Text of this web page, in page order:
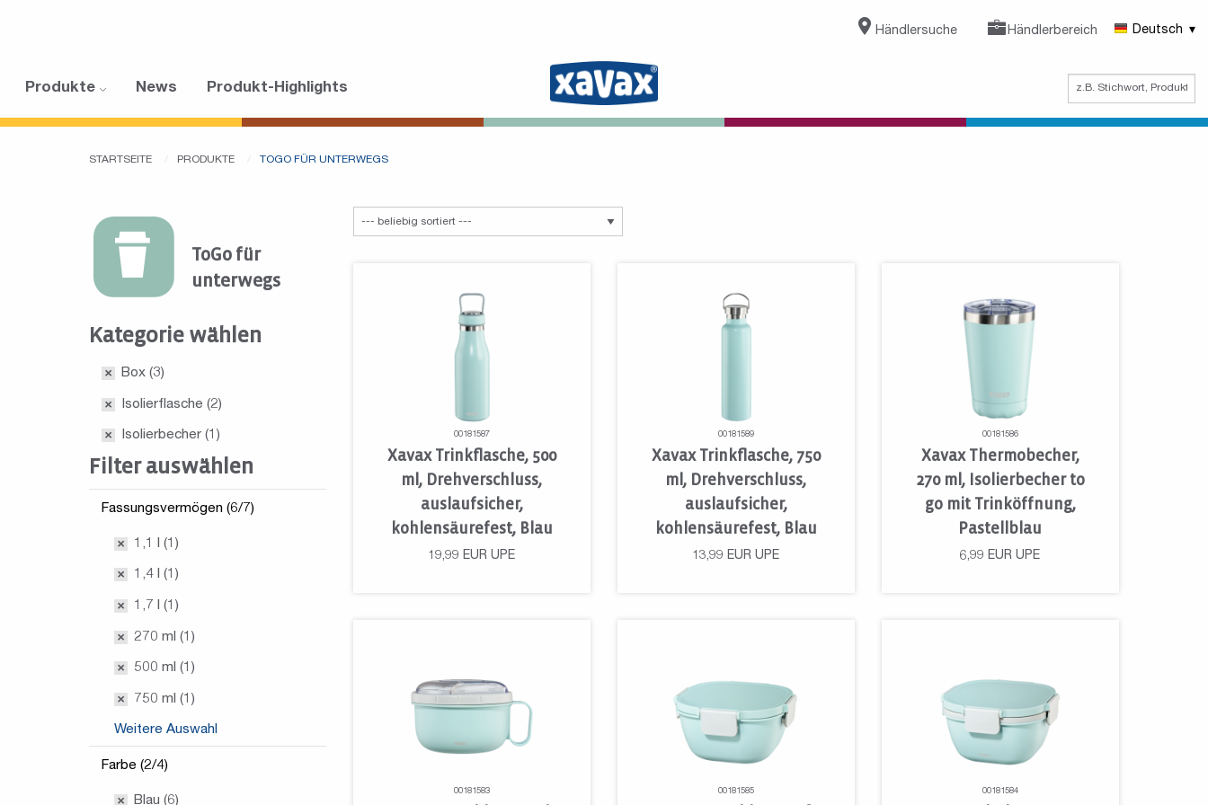
Händlersuche Händlerbereich Deutsch
Produkte News Produkt-Highlights
STARTSEITE PRODUKTE TOGO FÜR UNTERWEGS
ToGo für
unterwegs
Kategorie wählen
Box (3)
Isolierflasche (2)
Isolierbecher (1)
Filter auswählen
Fassungsvermögen (6/7)
1,1 l (1)
1,4 l (1)
1,7 l (1)
270 ml (1)
500 ml (1)
750 ml (1)
Weitere Auswahl
Farbe (2/4)
Blau (6)
00181587
Xavax Trinkflasche, 500
ml, Drehverschluss,
auslaufsicher,
kohlensäurefest, Blau
19,99 EUR UPE
00181589
Xavax Trinkflasche, 750
ml, Drehverschluss,
auslaufsicher,
kohlensäurefest, Blau
13,99 EUR UPE
00181586
Xavax Thermobecher,
270 ml, Isolierbecher to
go mit Trinköffnung,
Pastellblau
6,99 EUR UPE
00181583 00181585 00181584